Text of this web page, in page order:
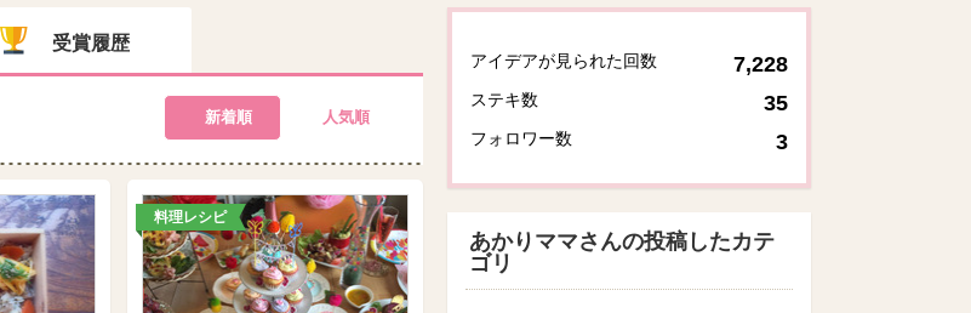
受賞履歴
新着順 人気順
料理レシピ
アイデアが見られた回数 7,228
ステキ数 35
フォロワー数 3
あかりママさんの投稿したカテ
ゴリ